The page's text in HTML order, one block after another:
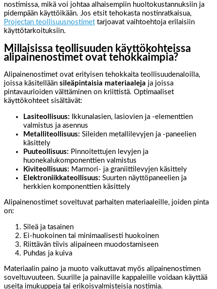
nostimissa, mikä voi johtaa alhaisempiin huoltokustannuksiin ja
pidempään käyttöikään. Jos etsit tehokasta nostinratkaisua,
Projectan teollisuusnostimet tarjoavat vaihtoehtoja erilaisiin
käyttötarkoituksiin.
Millaisissa teollisuuden käyttökohteissa
alipainenostimet ovat tehokkaimpia?
Alipainenostimet ovat erityisen tehokkaita teollisuudenaloilla,
joissa käsitellään sileäpintaisia materiaaleja ja joissa
pintavaurioiden välttäminen on kriittistä. Optimaaliset
käyttökohteet sisältävät:
Lasiteollisuus: Ikkunalasien, lasiovien ja -elementtien
valmistus ja asennus
Metalliteollisuus: Sileiden metallilevyjen ja -paneelien
käsittely
Puuteollisuus: Pinnoitettujen levyjen ja
huonekalukomponenttien valmistus
Kiviteollisuus: Marmori- ja graniittilevyjen käsittely
Elektroniikkateollisuus: Suurten näyttöpaneelien ja
herkkien komponenttien käsittely
Alipainenostimet soveltuvat parhaiten materiaaleille, joiden pinta
on:
Sileä ja tasainen
Ei-huokoinen tai minimaalisesti huokoinen
Riittävän tiivis alipaineen muodostamiseen
Puhdas ja kuiva
Materiaalin paino ja muoto vaikuttavat myös alipainenostimen
soveltuvuuteen. Suurille ja painaville kappaleille voidaan käyttää
useita imukuppeja tai erikoisvalmisteisia nostimia.